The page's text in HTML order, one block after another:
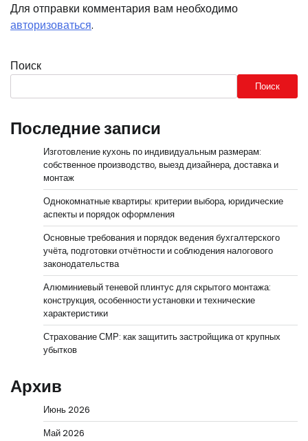
Для отправки комментария вам необходимо
авторизоваться.
Поиск
Поиск
Последние записи
Изготовление кухонь по индивидуальным размерам:
собственное производство, выезд дизайнера, доставка и
монтаж
Однокомнатные квартиры: критерии выбора, юридические
аспекты и порядок оформления
Основные требования и порядок ведения бухгалтерского
учёта, подготовки отчётности и соблюдения налогового
законодательства
Алюминиевый теневой плинтус для скрытого монтажа:
конструкция, особенности установки и технические
характеристики
Страхование СМР: как защитить застройщика от крупных
убытков
Архив
Июнь 2026
Май 2026